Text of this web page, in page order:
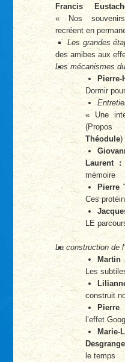
Francis
« Nos
recréent en
Les grandes
des amibes aux
Les mécanismes
Dormir
« Une
Théodule)
Laurent :
mémoire
Pierre
Ces
LE
La construction de
Martin
Les
construit
Pierre
l’effet
le temps